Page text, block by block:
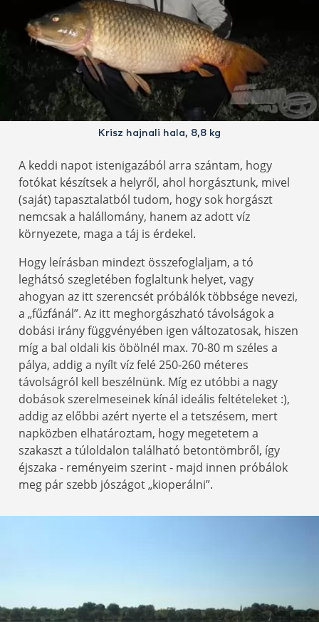
Krisz hajnali hala, 8,8 kg
A keddi napot istenigazából arra szántam, hogy
fotókat készítsek a helyről, ahol horgásztunk, mivel
(saját) tapasztalatból tudom, hogy sok horgászt
nemcsak a halállomány, hanem az adott víz
környezete, maga a táj is érdekel.
Hogy leírásban mindezt összefoglaljam, a tó
leghátsó szegletében foglaltunk helyet, vagy
ahogyan az itt szerencsét próbálók többsége nevezi,
a „fűzfánál”. Az itt meghorgászható távolságok a
dobási irány függvényében igen változatosak, hiszen
míg a bal oldali kis öbölnél max. 70-80 m széles a
pálya, addig a nyílt víz felé 250-260 méteres
távolságról kell beszélnünk. Míg ez utóbbi a nagy
dobások szerelmeseinek kínál ideális feltételeket :),
addig az előbbi azért nyerte el a tetszésem, mert
napközben elhatároztam, hogy megetetem a
szakaszt a túloldalon található betontömbről, így
éjszaka - reményeim szerint - majd innen próbálok
meg pár szebb jószágot „kioperálni”.